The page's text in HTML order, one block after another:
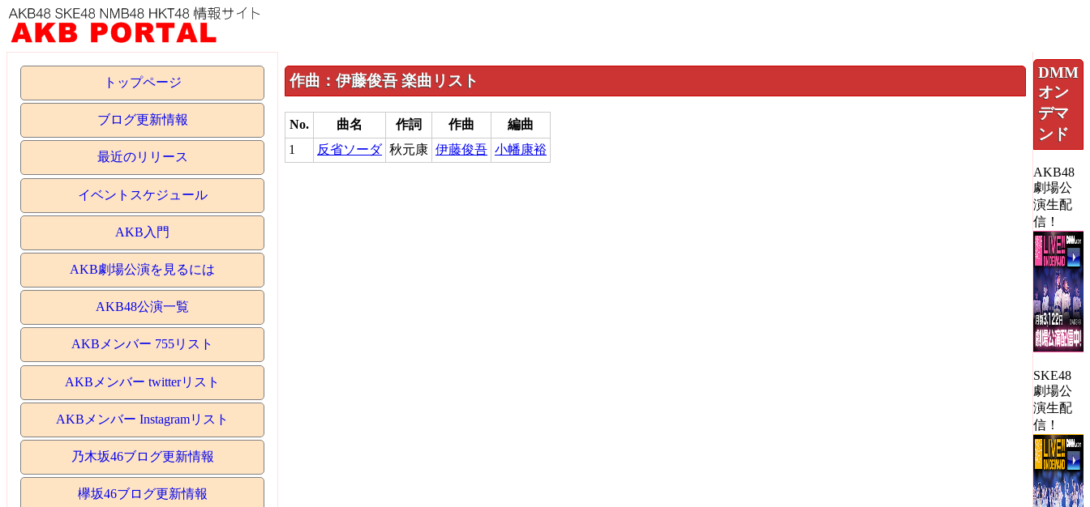
トップページ
ブログ更新情報
最近のリリース
イベントスケジュール
AKB入門
AKB劇場公演を見るには
AKB48公演一覧
AKBメンバー 755リスト
AKBメンバー twitterリスト
AKBメンバー Instagramリスト
乃木坂46ブログ更新情報
欅坂46ブログ更新情報
作曲：伊藤俊吾 楽曲リスト
No. 曲名 作詞 作曲
編曲
1
反省ソーダ 秋元康 伊藤俊吾 小幡康裕
DMM
オン
デマ
ンド
AKB48
劇場公
演生配
信！
SKE48
劇場公
演生配
信！